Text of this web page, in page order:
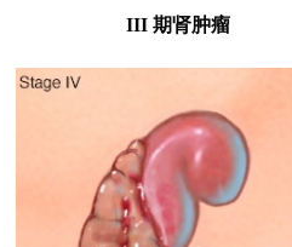
III 期肾肿瘤